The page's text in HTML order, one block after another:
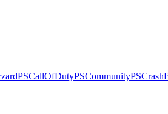
PSCallOfDutyPSCommunity